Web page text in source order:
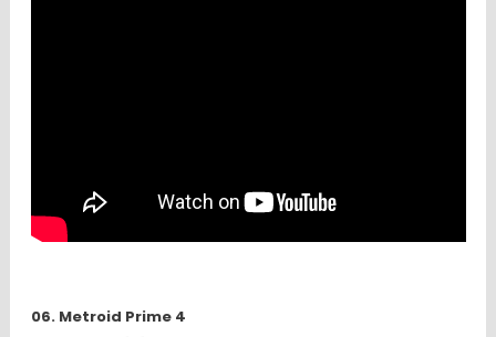
06. Metroid Prime 4